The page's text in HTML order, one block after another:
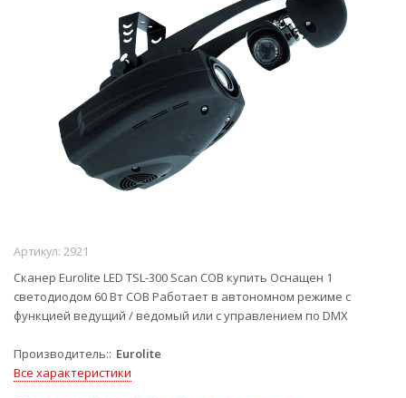
Артикул: 2921
Сканер Eurolite LED TSL-300 Scan COB купить Оснащен 1
светодиодом 60 Вт СОВ Работает в автономном режиме с
функцией ведущий / ведомый или с управлением по DMX
Производитель: Eurolite
Все характеристики